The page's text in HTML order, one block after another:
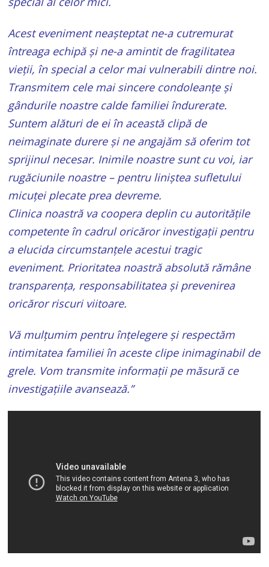
Acest eveniment neașteptat ne-a cutremurat
întreaga echipă și ne-a amintit de fragilitatea
vieții, în special a celor mai vulnerabili dintre noi.
Transmitem cele mai sincere condoleanțe și
gândurile noastre calde familiei îndurerate.
Suntem alături de ei în această clipă de
neimaginate durere și ne angajăm să oferim tot
sprijinul necesar. Inimile noastre sunt cu voi, iar
rugăciunile noastre – pentru liniștea sufletului
micuței plecate prea devreme.
Clinica noastră va coopera deplin cu autoritățile
competente în cadrul oricăror investigații pentru
a elucida circumstanțele acestui tragic
eveniment. Prioritatea noastră absolută rămâne
transparența, responsabilitatea și prevenirea
oricăror riscuri viitoare.
Vă mulțumim pentru înțelegere și respectăm
intimitatea familiei în aceste clipe inimaginabil de
grele. Vom transmite informații pe măsură ce
investigațiile avansează.”